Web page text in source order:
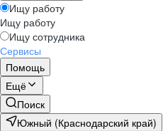
Ищу работу
Ищу работу
Ищу сотрудника
Сервисы
Помощь
Ещё
Поиск
Южный (Краснодарский край)